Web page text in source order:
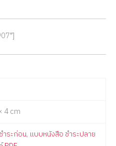
4 cm
ระก่อน, แบบหนังสือ ชำระปลาย